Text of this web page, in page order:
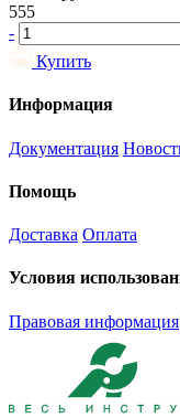
555
-
Купить
Информация
Документация
Помощь
Доставка Оплата
Условия
Правовая информация